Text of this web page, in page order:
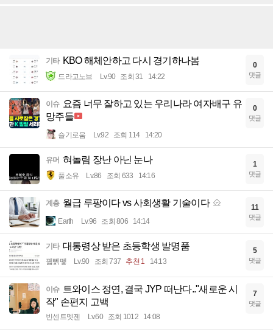
기타 KBO 해체안하고 다시 경기하나봄
드라고노브 Lv.90 조회 31 14:22
0
댓글
이슈 요즘 너무 잘하고 있는 우리나라 여자배구 유
망주들
슬기로움 Lv.92 조회 114 14:20
0
댓글
유머 혀놀림 장난 아닌 눈나
풀소유 Lv.86 조회 633 14:16
1
댓글
계층 월급 루팡이다 vs 사회생활 기술이다
Earth Lv.96 조회 806 14:14
11
댓글
기타 대통령상 받은 초등학생 발명품
꿻뻵뗗 Lv.90 조회 737 추천 1 14:13
5
댓글
이슈
트와이스 정연, 결국 JYP 떠난다.."새로운 시
작" 손편지 고백
빈센트멧젠 Lv.60 조회 1012 14:08
7
댓글